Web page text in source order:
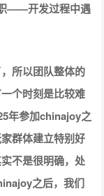
——开发过程中遇
所以团队整体的
个时刻是比较难
年参加chinajoy之
群体建立特别好
不是很明确，处
之后，我们